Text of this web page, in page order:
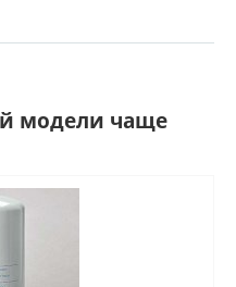
модели чаще